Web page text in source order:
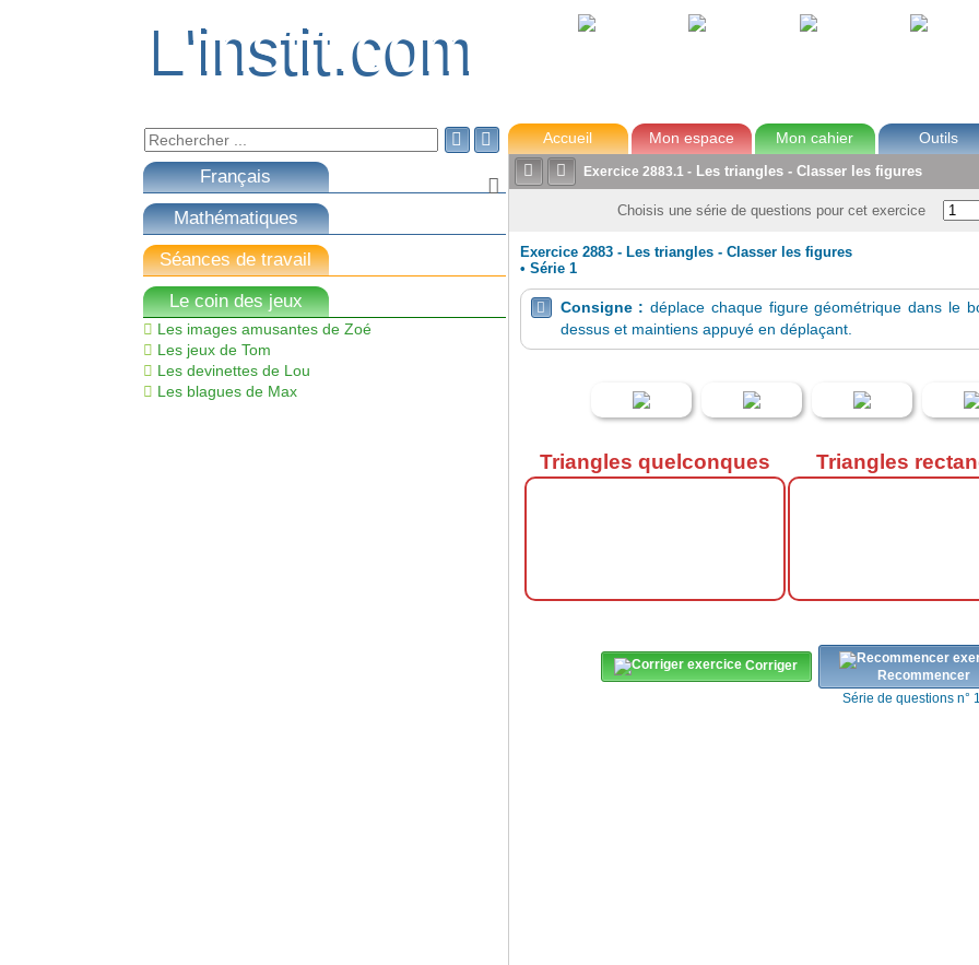
L'instit.com
L'instit.com avec Zoé Tom Lou Max
 

Français
Mathématiques
Séances de travail
Le coin des jeux
Les images amusantes de Zoé
Les jeux de Tom
Les devinettes de Lou
Les blagues de Max
Accueil Mon espace Mon cahier
Outils

 Exercice 2883.1- Les triangles - Classer les figures
Choisis une série de questions pour cet exercice
Exercice 2883 - Les triangles - Classer les figures
• Série 1
 Consigne :déplace chaque figure géométrique dans le
dessus et maintiens appuyé en déplaçant.
Triangles quelconques Triangles
Corriger
Recommencer
Série de questions n°